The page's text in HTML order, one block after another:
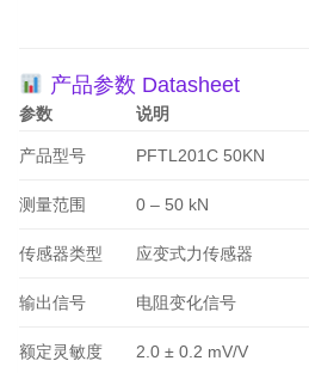
产品参数 Datasheet
参数 说明
产品型号 PFTL201C 50KN
测量范围 0 – 50 kN
传感器类型 应变式力传感器
输出信号 电阻变化信号
额定灵敏度 2.0 ± 0.2 mV/V